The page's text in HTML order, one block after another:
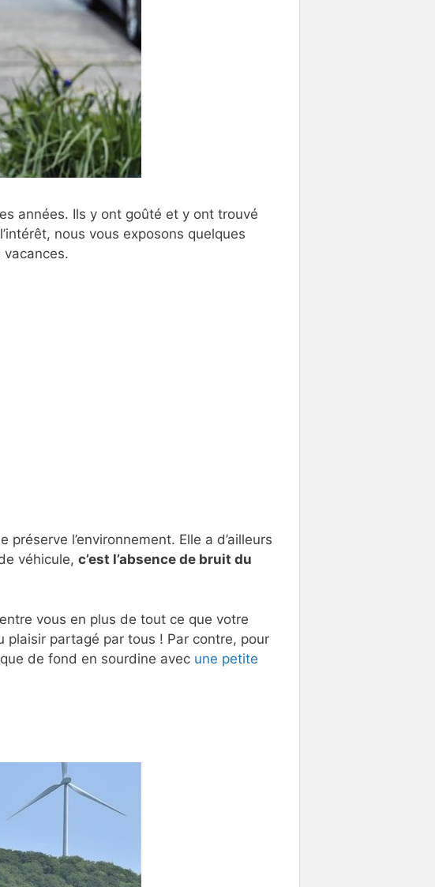
années. Ils y ont goûté et y ont trouvé
nous vous exposons quelques
vacances.
l’environnement. Elle a d’ailleurs
véhicule, c’est l’absence de bruit du
vous en plus de tout ce que votre
partagé par tous ! Par contre, pour
de fond en sourdine avec une petite